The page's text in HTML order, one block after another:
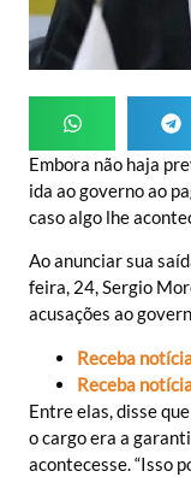
Embora não haja
ida ao governo ao
caso algo lhe
Ao anunciar sua
feira, 24, Sergio
acusações ao
Receba
Receba
Entre elas, disse
o cargo era a
acontecesse. “Isso